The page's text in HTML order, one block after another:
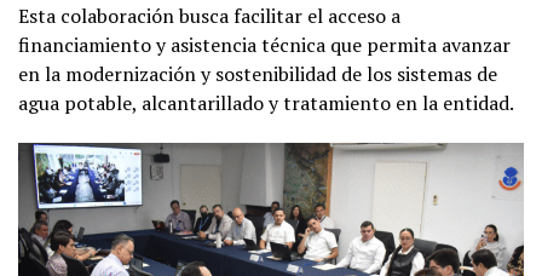
Esta colaboración busca facilitar el acceso a
financiamiento y asistencia técnica que permita avanzar
en la modernización y sostenibilidad de los sistemas de
agua potable, alcantarillado y tratamiento en la entidad.